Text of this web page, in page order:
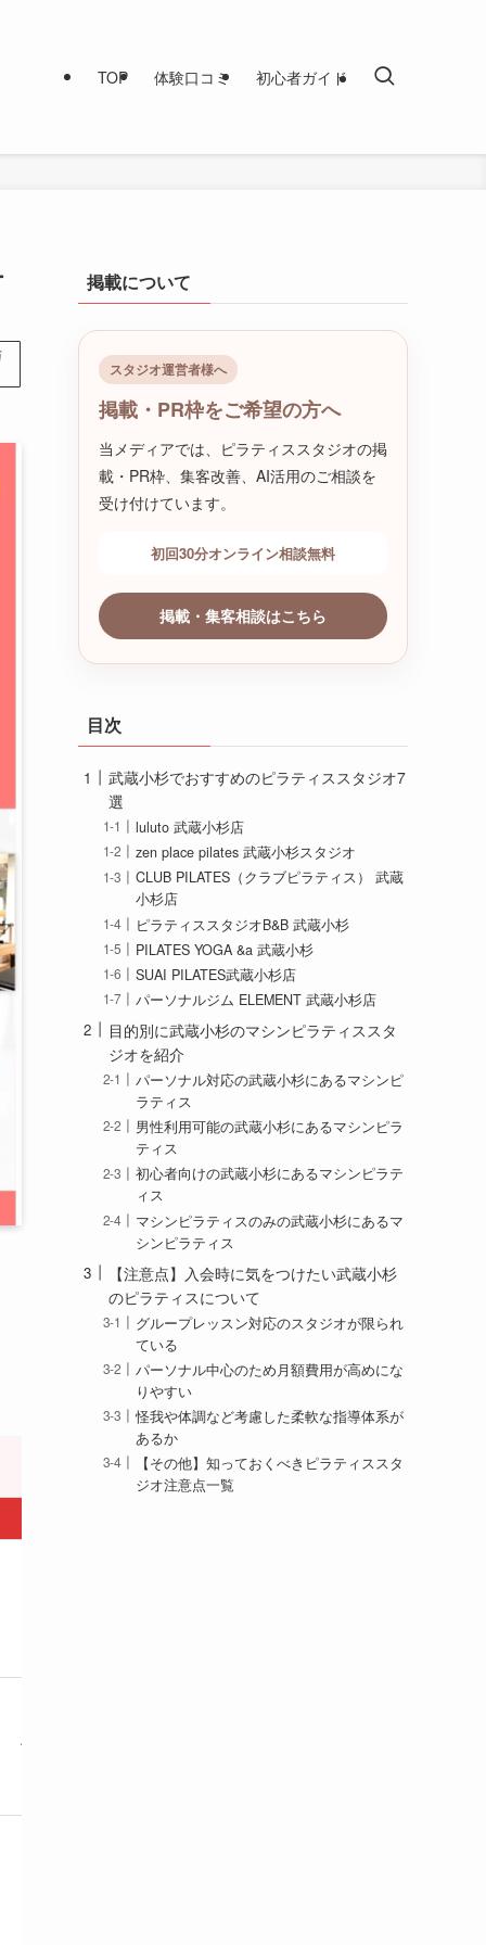
TOP 体験口コミ 初心者ガイド
マット / マシン
掲載について
スタジオ運営者様へ
掲載・PR枠をご希望の方へ
当メディアでは、ピラティススタジオの掲
載・PR枠、集客改善、AI活用のご相談を
受け付けています。
初回30分オンライン相談無料
掲載・集客相談はこちら
目次
武蔵小杉でおすすめのピラティススタジオ7
選
luluto 武蔵小杉店
zen place pilates 武蔵小杉スタジオ
CLUB PILATES（クラブピラティス） 武蔵
小杉店
ピラティススタジオB&B 武蔵小杉
PILATES YOGA &a 武蔵小杉
SUAI PILATES武蔵小杉店
パーソナルジム ELEMENT 武蔵小杉店
目的別に武蔵小杉のマシンピラティススタ
ジオを紹介
パーソナル対応の武蔵小杉にあるマシンピ
ラティス
男性利用可能の武蔵小杉にあるマシンピラ
ティス
初心者向けの武蔵小杉にあるマシンピラテ
ィス
マシンピラティスのみの武蔵小杉にあるマ
シンピラティス
【注意点】入会時に気をつけたい武蔵小杉
のピラティスについて
グループレッスン対応のスタジオが限られ
ている
パーソナル中心のため月額費用が高めにな
りやすい
怪我や体調など考慮した柔軟な指導体系が
あるか
【その他】知っておくべきピラティススタ
ジオ注意点一覧